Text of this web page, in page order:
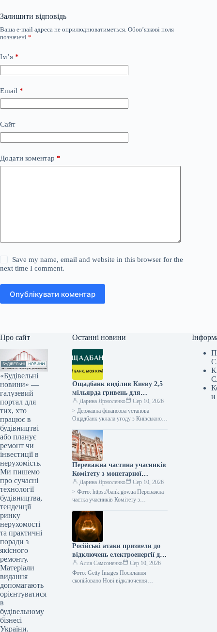
Залишити відповідь
Ваша e-mail адреса не оприлюднюватиметься. Обов’язкові поля
позначені *
Ім’я *
Email *
Сайт
Додати коментар *
Save my name, email and website in this browser for the
next time I comment.
Опублікувати коментар
Про сайт
«Будівельні
новини» —
галузевий
портал для
тих, хто
працює в
будівництві
або планує
ремонт чи
інвестиції в
нерухомість.
Ми пишемо
про сучасні
технології
будівництва,
тенденції
ринку
нерухомості
та практичні
поради з
якісного
ремонту.
Матеріали
видання
допомагають
орієнтуватися
в
будівельному
бізнесі
України.
Останні новини
Ощадбанк виділив Києву 2,5
мільярда гривень для
покращення енергетичної
стійкості
Дарина Ярмоленко
Сер 10, 2026
> Державна фінансова установа
Ощадбанк уклала угоду з Київською
суму 2,5 мільярда гривень для…
Переважна частина учасників
Комітету з монетарної
політики НБУ прогнозує
подальше збільшення
ключової ставки у 2026 році.
Дарина Ярмоленко
Сер 10, 2026
> Фото: https://bank.gov.ua Переважна
частка учасників Комітету з
Національного банку України (НБУ)
прогнозує подальше зростання
ключової ставки…
Російські атаки призвели до
відключень електроенергії для
споживачів у чотирьох
регіонах.
Алла Самсоненко
Сер 10, 2026
Фото: Getty Images Посилання
скопійовано Нові відключення
и